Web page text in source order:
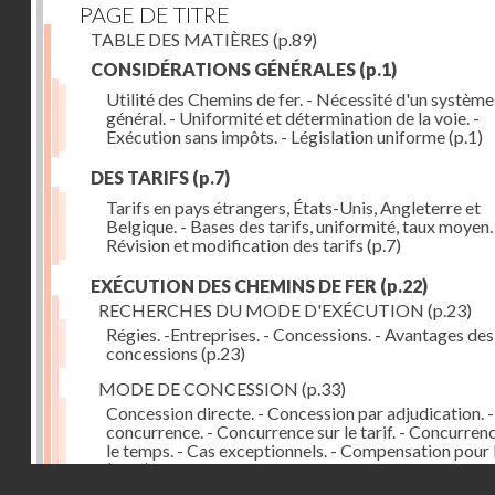
PAGE DE TITRE
TABLE DES MATIÈRES (p.89)
CONSIDÉRATIONS GÉNÉRALES (p.1)
Utilité des Chemins de fer. - Nécessité d'un système
général. - Uniformité et détermination de la voie. -
Exécution sans impôts. - Législation uniforme(p.1)
DES TARIFS (p.7)
Tarifs en pays étrangers, États-Unis, Angleterre et
Belgique. - Bases des tarifs, uniformité, taux
Révision et modification des tarifs (p.7)
EXÉCUTION DES CHEMINS DE FER (p.22)
RECHERCHES DU MODE D'EXÉCUTION (p.23)
Régies. -Entreprises. - Concessions. - Avantages des
concessions (p.23)
MODE DE CONCESSION (p.33)
Concession directe. - Concession par adjudication.
concurrence. - Concurrence sur le tarif. -
le temps. - Cas exceptionnels. - Compensation
(p.33)